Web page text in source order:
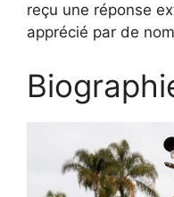
reçu une réponse
apprécié par de